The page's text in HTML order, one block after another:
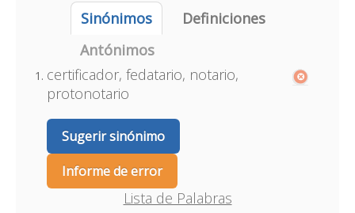
Sinónimos
Definiciones
Antónimos
certificador, fedatario, notario,
protonotario
Sugerir sinónimo
Informe de error
Lista de Palabras